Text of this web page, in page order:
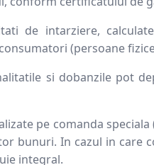
de intarziere,
(persoane
si dobanzile pot
pe comanda
bunuri. In cazul in care
integral.